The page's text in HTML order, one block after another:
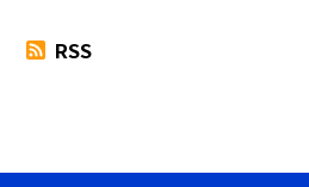
RSS